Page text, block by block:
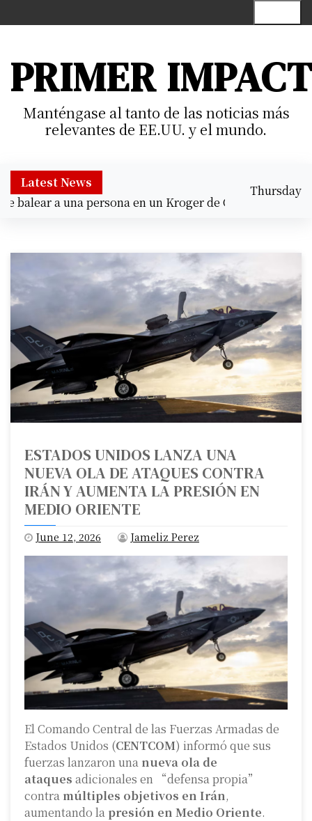
k
PRIMER
Manténgase al tanto de las noticias más
relevantes de EE.UU. y el mundo.
Latest News
a una persona en un Kroger de Cypress |
Prisión
Thursday
ESTADOS UNIDOS LANZA UNA
NUEVA OLA DE ATAQUES CONTRA
IRÁN Y AUMENTA LA PRESIÓN EN
MEDIO ORIENTE
June 12, 2026 Jameliz Perez
El Comando Central de las Fuerzas Armadas de
Estados Unidos (CENTCOM) informó que sus
fuerzas lanzaron una nueva ola de
ataques adicionales en “defensa propia”
contra múltiples objetivos en Irán,
aumentando la presión en Medio Oriente.